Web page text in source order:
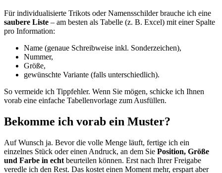
Für individualisierte Trikots oder Namensschilder brauche ich eine
saubere Liste – am besten als Tabelle (z. B. Excel) mit einer Spalte
pro Information:
Name (genaue Schreibweise inkl. Sonderzeichen),
Nummer,
Größe,
gewünschte Variante (falls unterschiedlich).
So vermeide ich Tippfehler. Wenn Sie mögen, schicke ich Ihnen
vorab eine einfache Tabellenvorlage zum Ausfüllen.
Bekomme ich vorab ein Muster?
Auf Wunsch ja. Bevor die volle Menge läuft, fertige ich ein
einzelnes Stück oder einen Andruck, an dem Sie Position, Größe
und Farbe in echt beurteilen können. Erst nach Ihrer Freigabe
veredle ich den Rest. Das kostet einen Moment mehr, erspart aber